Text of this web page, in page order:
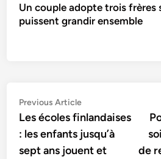
Un couple adopte trois frères
puissent grandir ensemble
Navigation
de
l’article
Previous ArticlePrevious
article:
Les écoles finlandaises
: les enfants jusqu’à
sept ans jouent et
de